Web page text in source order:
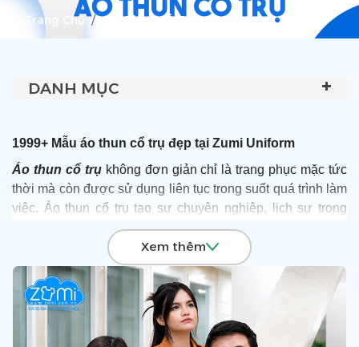
Trang Chủ Áo Thun Cổ Trụ
DANH MỤC
1999+ Mẫu áo thun cổ trụ đẹp tại Zumi Uniform
Áo thun cổ trụkhông đơn giản chỉ là trang phục mặc tức
thời mà còn được sử dụng liên tục trong suốt quá trình làm
việc. Áo thun cổ trụ tạo sự chuyên nghiệp, lịch sự trong
môi trường công sở. Mặc đẹp thôi chưa đủ, đồng phục còn
cần mang lại cảm giác thoải mái, dễ chịu cho người mặc
để cống hiến hết mình, tạo dựng thành công cho doanh
nghiệp. Chính vì vậy, áo thun cổ trụ như một sợi dây gắn
kết toàn thể nhân viên, xây dựng và phát triển thương hiệu
Xem thêm